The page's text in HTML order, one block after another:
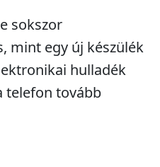
sokszor
mint egy új készülék
hulladék
telefon tovább